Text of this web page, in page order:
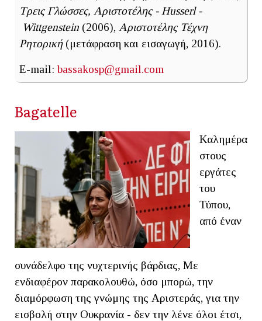
Τρεις Γλώσσες, Αριστοτέλης - Husserl -
Wittgenstein (2006), Αριστοτέλης Τέχνη
Ρητορική(μετάφραση και εισαγωγή, 2016).
E-mail:bassakosp@gmail.com
Βagatelle
Καλημέρα
στους
εργάτες
του
Τύπου,
από έναν
συνάδελφο της νυχτερινής βάρδιας, Με
ενδιαφέρον παρακολουθώ, όσο μπορώ, την
διαμόρφωση της γνώμης της Αριστεράς, για την
εισβολή στην Ουκρανία - δεν την λένε όλοι έτσι,